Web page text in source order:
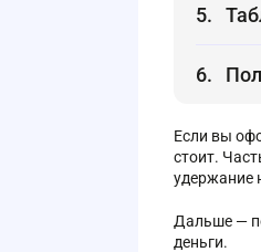
Если вы
стоит.
удержание
Дальше —
деньги.